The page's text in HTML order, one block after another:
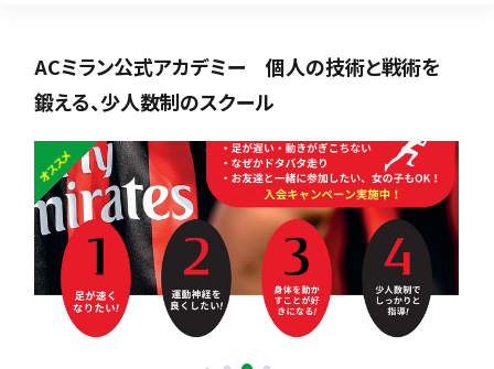
ACミラン公式アカデミー 個人の技術と戦術を
鍛える、少人数制のスクール
オススメ